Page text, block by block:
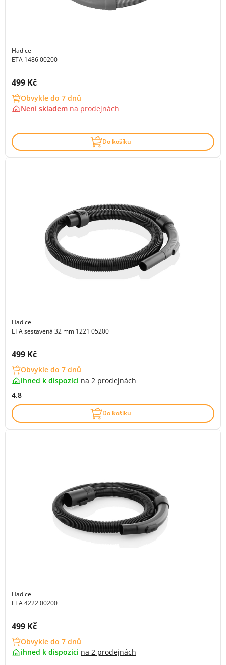
Hadice
ETA 1486 00200
Cena s DPH:
499 Kč
Obvykle do 7 dnů
Není skladem na prodejnách
Do košíku
Hadice
ETA sestavená 32 mm 1221 05200
Cena s DPH:
499 Kč
Obvykle do 7 dnů
ihned k dispozici na 2 prodejnách
4.8
Do košíku
Hadice
ETA 4222 00200
Cena s DPH:
499 Kč
Obvykle do 7 dnů
ihned k dispozici na 2 prodejnách